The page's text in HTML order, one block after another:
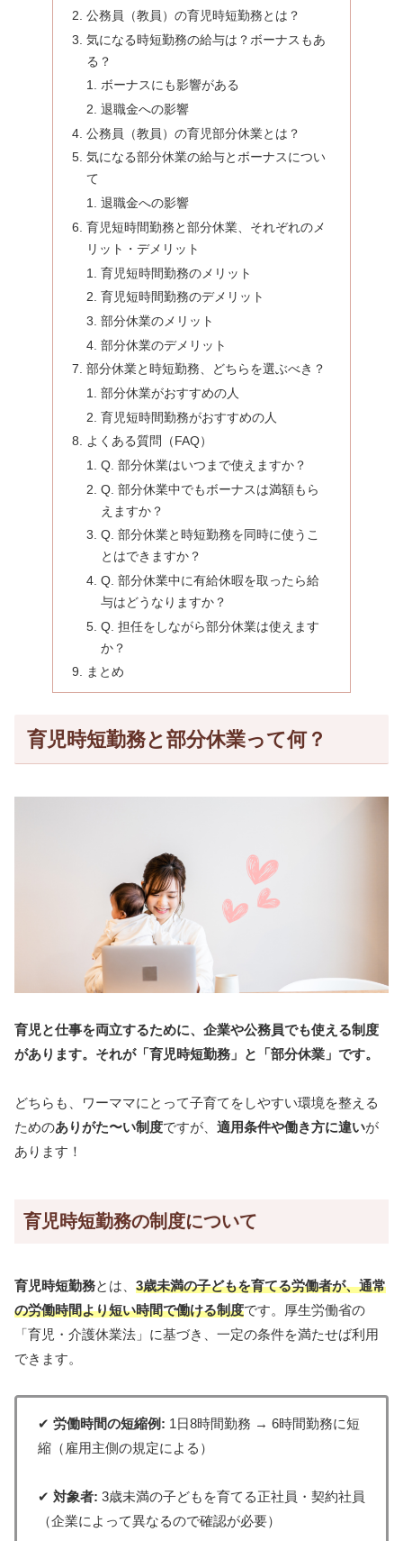
公務員（教員）の育児時短勤務とは？
気になる時短勤務の給与は？ボーナスもあ
る？
ボーナスにも影響がある
退職金への影響
公務員（教員）の育児部分休業とは？
気になる部分休業の給与とボーナスについ
て
退職金への影響
育児短時間勤務と部分休業、それぞれのメ
リット・デメリット
育児短時間勤務のメリット
育児短時間勤務のデメリット
部分休業のメリット
部分休業のデメリット
部分休業と時短勤務、どちらを選ぶべき？
部分休業がおすすめの人
育児短時間勤務がおすすめの人
よくある質問（FAQ）
Q. 部分休業はいつまで使えますか？
Q. 部分休業中でもボーナスは満額もら
えますか？
Q. 部分休業と時短勤務を同時に使うこ
とはできますか？
Q. 部分休業中に有給休暇を取ったら給
与はどうなりますか？
Q. 担任をしながら部分休業は使えます
か？
まとめ
育児時短勤務と部分休業って何？
育児と仕事を両立するために、企業や公務員でも使える制度
があります。それが「育児時短勤務」と「部分休業」です。
どちらも、ワーママにとって子育てをしやすい環境を整える
ためのありがた〜い制度ですが、 適用条件や働き方に違いが
あります！
育児時短勤務の制度について
育児時短勤務とは、 3歳未満の子どもを育てる労働者が、通常
の労働時間より短い時間で働ける制度です。厚生労働省の
「育児・介護休業法」に基づき、一定の条件を満たせば利用
できます。
✔ 労働時間の短縮例: 1日8時間勤務 → 6時間勤務に短
縮（雇用主側の規定による）
✔ 対象者: 3歳未満の子どもを育てる正社員・契約社員
（企業によって異なるので確認が必要）